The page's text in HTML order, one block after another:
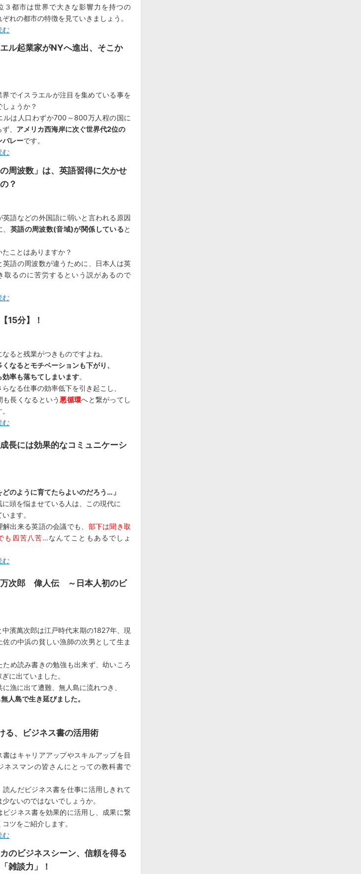
３都市は世界で大きな影響力を持つの
れの都市の特徴を見ていきましょう。
む
ル起業家がNYへ進出、そこか
界でイスラエルが注目を集めている事を
しょうか？
ルは人口わずか700～800万人程の国に
、 アメリカ西海岸に次ぐ世界代2位の
バレーです。
む
の周波数」は、英語習得に欠かせ
？
英語などの外国語に弱いと言われる原因
英語の周波数(音域)が関係していると
たことはありますか？
英語の周波数が違うために、日本人は英
取るのに苦労するという説があるので
む
15分】！
ると残業がつきものですよね。
なるとモチベーションも下がり、
効率も落ちてしまいます。
らなる仕事の効率低下を引き起こし、
も長くなるという 悪循環へと繋がってし
む
長には効果的なコミュニケーシ
どのように育てたらよいのだろう…」
に頭を悩ませている人は、この現代に
ます。
解出来る英語の会議でも、 部下は聞き取
も四苦八苦…なんてこともあるでしょ
む
万次郎 偉人伝 ～日本人初のビ
中濱萬次郎は江戸時代末期の1827年、現
佐の中浜の貧しい漁師の次男として生ま
ため読み書きの勉強も出来ず、幼いころ
に出ていました。
漁に出て遭難、無人島に流れつき、
人島で生き延びました。
る、ビジネス書の活用術
書はキャリアアップやスキルアップを目
ネスマンの皆さんにとっての教科書で
読んだビジネス書を仕事に活用しきれて
少ないのではないでしょうか。
ビジネス書を効果的に活用し、成果に繋
ツをご紹介します。
む
のビジネスシーン、信頼を得る
雑談力」！